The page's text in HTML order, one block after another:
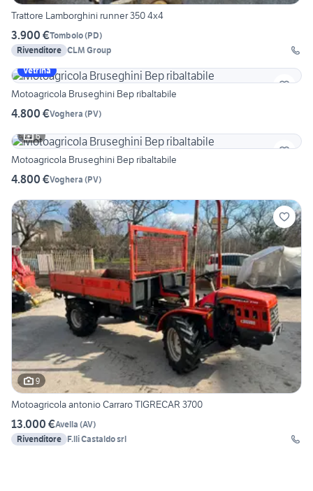
Trattore Lamborghini runner 350 4x4
3.900 €Tombolo(PD)
Rivenditore CLM Group
Vetrina
Motoagricola Bruseghini Bep ribaltabile
4.800 €Voghera (PV)
6
Motoagricola Bruseghini Bep ribaltabile
4.800 €Voghera (PV)
9
Motoagricola antonio Carraro TIGRECAR 3700
13.000 €Avella (AV)
Rivenditore F.lli Castaldo srl